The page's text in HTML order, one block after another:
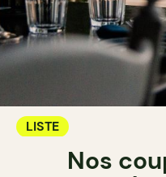
LISTE
Nos